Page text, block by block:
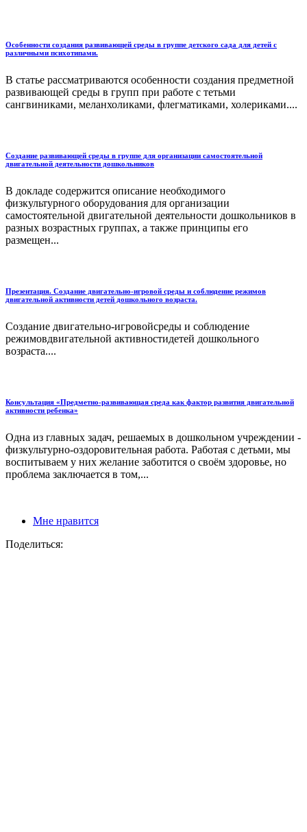
Особенности создания развивающей среды в группе детского сада для детей с
различными психотипами.
В статье рассматриваются особенности создания предметной
развивающей среды в групп при работе с тетьми
сангвиниками, меланхоликами, флегматиками, холериками....
Создание развивающей среды в группе для организации самостоятельной
двигательной деятельности дошкольников
В докладе содержится описание необходимого
физкультурного оборудования для организации
самостоятельной двигательной деятельности дошкольников в
разных возрастных группах, а также принципы его
размещен...
Презентация. Создание двигательно-игровой среды и соблюдение режимов
двигательной активности детей дошкольного возраста.
Создание двигательно-игровойсреды и соблюдение
режимовдвигательной активностидетей дошкольного
возраста....
Консультация «Предметно-развивающая среда как фактор развития двигательной
активности ребенка»
Одна из главных задач, решаемых в дошкольном учреждении -
физкультурно-оздоровительная работа. Работая с детьми, мы
воспитываем у них желание заботится о своём здоровье, но
проблема заключается в том,...
Мне нравится
Поделиться: